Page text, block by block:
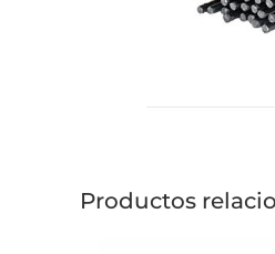
Productos